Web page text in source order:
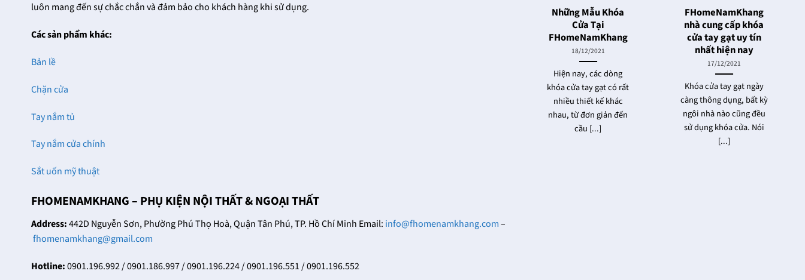
luôn mang đến sự chắc chắn và đảm bảo cho khách hàng khi sử dụng.
Các sản phẩm khác:
Bản lề
Chặn cửa
Tay nắm tủ
Tay nắm cửa chính
Sắt uốn mỹ thuật
FHOMENAMKHANG – PHỤ KIỆN NỘI THẤT & NGOẠI THẤT
Address:442D Nguyễn Sơn, Phường Phú Thọ Hoà, Quận Tân Phú, TP. Hồ Chí Minh Email: info@fhomenamkhang.com–
fhomenamkhang@gmail.com
Hotline:0901.196.992 / 0901.186.997 / 0901.196.224 / 0901.196.551 / 0901.196.552
Khóa Cửa Đại Sảnh
Cho Ngôi Nhà Của
Trọng
Tại
FHomeNamKhang hiện
có trên dưới hàng chục
mẫu khóa cửa đại sảnh
với sự đa dạng về kiểu
dáng, mẫu [...]
Các mẫu khóa cửa
Khóa cửa tay gạt
Những Mẫu Khóa
Cửa Tại
FHomeNamKhang
18/12/2021
Hiện nay, các dòng
khóa cửa tay gạt có rất
nhiều thiết kế khác
nhau, từ đơn giản đến
cầu [...]
FHomeNamKhang
nhà cung cấp khóa
cửa tay gạt uy tín
nhất hiện nay
17/12/2021
Khóa cửa tay gạt ngày
càng thông dụng, bất kỳ
ngôi nhà nào cũng đều
sử dụng khóa cửa. Nói
[...]